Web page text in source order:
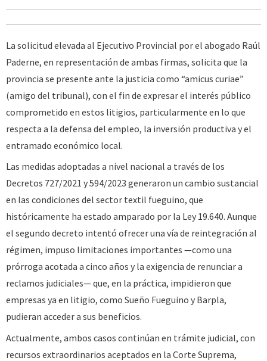
La solicitud elevada al Ejecutivo Provincial por el abogado Raúl
Paderne, en representación de ambas firmas, solicita que la
provincia se presente ante la justicia como “amicus curiae”
(amigo del tribunal), con el fin de expresar el interés público
comprometido en estos litigios, particularmente en lo que
respecta a la defensa del empleo, la inversión productiva y el
entramado económico local.
Las medidas adoptadas a nivel nacional a través de los
Decretos 727/2021 y 594/2023 generaron un cambio sustancial
en las condiciones del sector textil fueguino, que
históricamente ha estado amparado por la Ley 19.640. Aunque
el segundo decreto intentó ofrecer una vía de reintegración al
régimen, impuso limitaciones importantes —como una
prórroga acotada a cinco años y la exigencia de renunciar a
reclamos judiciales— que, en la práctica, impidieron que
empresas ya en litigio, como Sueño Fueguino y Barpla,
pudieran acceder a sus beneficios.
Actualmente, ambos casos continúan en trámite judicial, con
recursos extraordinarios aceptados en la Corte Suprema,